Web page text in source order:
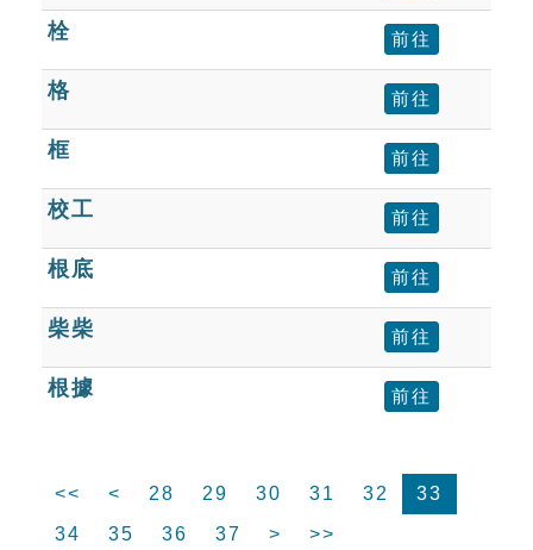
貓頭鷹博士
栓 前往
格 前往
框 前往
校工 前往
根底 前往
柴柴 前往
根據 前往
<< < 28 29 30 31 32
33
34
35 36 37 > >>